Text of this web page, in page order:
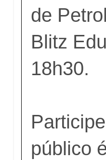
de
Blitz
18h30.
público